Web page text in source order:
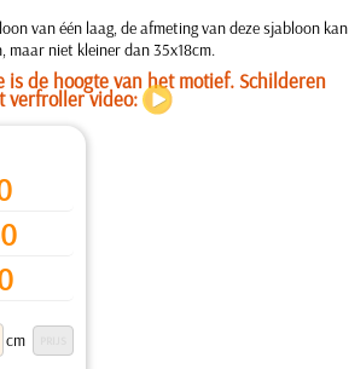
van één laag, de afmeting van deze sjabloon kan
maar niet kleiner dan 35x18cm.
is de hoogte van het motief. Schilderen
verfroller video:
cm